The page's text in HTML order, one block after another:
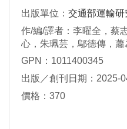
出版單位： 交通部運輸研
作/編/譯者：李曜全，蔡
心，朱珮芸，鄔德傳，
GPN：1011400345
出版／創刊日期：2025-
價格：370